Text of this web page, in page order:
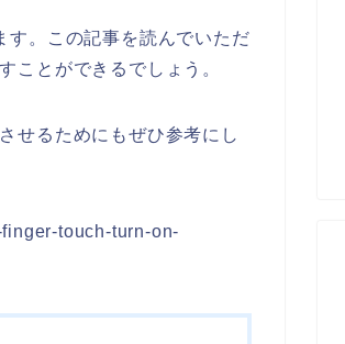
す。この記事を読んでいただ
ことができるでしょう。
せるためにもぜひ参考にし
touch-turn-on-